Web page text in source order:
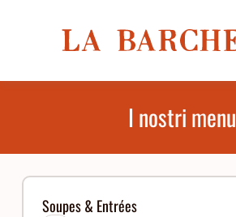
I nostri menu
Soupes & Entrées